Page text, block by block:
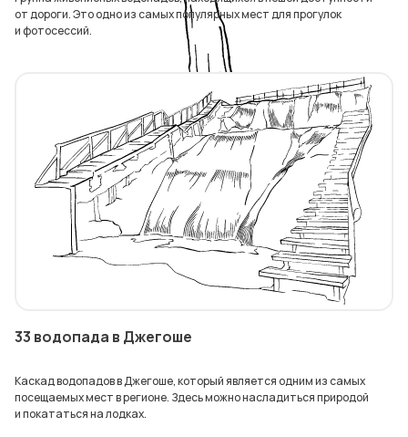
от дороги. Это одно из самых популярных мест для прогулок
и фотосессий.
33 водопада в Джегоше
Каскад водопадов в Джегоше, который является одним из самых
посещаемых мест в регионе. Здесь можно насладиться природой
и покататься на лодках.